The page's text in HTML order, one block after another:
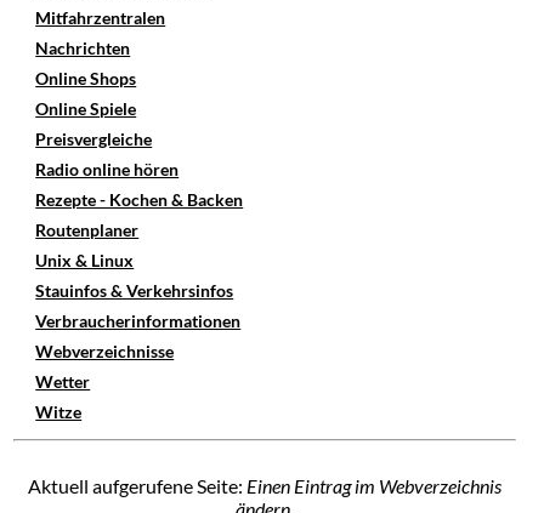
Mitfahrzentralen
Nachrichten
Online Shops
Online Spiele
Preisvergleiche
Radio online hören
Rezepte - Kochen & Backen
Routenplaner
Unix & Linux
Stauinfos & Verkehrsinfos
Verbraucherinformationen
Webverzeichnisse
Wetter
Witze
Aktuell aufgerufene Seite: Einen Eintrag im Webverzeichnis